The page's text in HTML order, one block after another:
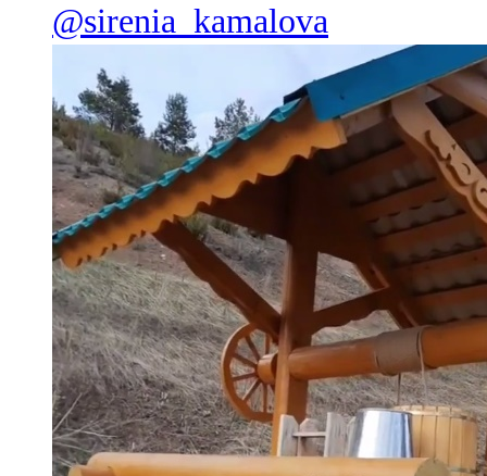
@sirenia_kamalova